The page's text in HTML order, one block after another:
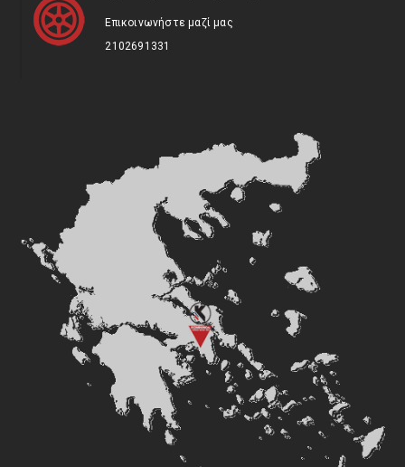
Επικοινωνήστε μαζί μας
2102691331